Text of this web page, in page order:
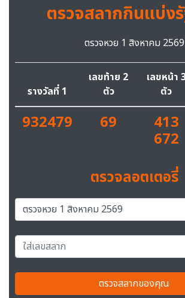
ตรวจสลากกินแบ่ง
ตรวจหวย 1 สิงหาคม 2569
รางวัลที่ 1
เลขท้าย 2
ตัว
เลขหน้า
ตัว
932479 69 413
672
ตรวจลอตเตอรี่
ตรวจสลากของคุณ